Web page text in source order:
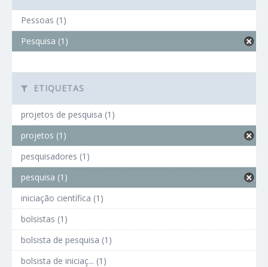
Pessoas (1)
Pesquisa (1)
ETIQUETAS
projetos de pesquisa (1)
projetos (1)
pesquisadores (1)
pesquisa (1)
iniciação científica (1)
bolsistas (1)
bolsista de pesquisa (1)
bolsista de iniciaç... (1)